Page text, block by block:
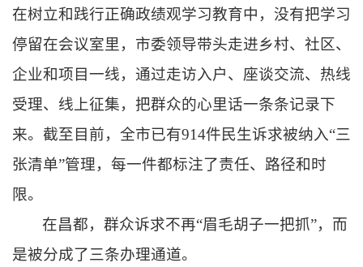
在树立和践行正确政绩观学习教育中，没有把学习
停留在会议室里，市委领导带头走进乡村、社区、
企业和项目一线，通过走访入户、座谈交流、热线
受理、线上征集，把群众的心里话一条条记录下
来。截至目前，全市已有914件民生诉求被纳入“三
张清单”管理，每一件都标注了责任、路径和时
限。
在昌都，群众诉求不再“眉毛胡子一把抓”，而
是被分成了三条办理通道。